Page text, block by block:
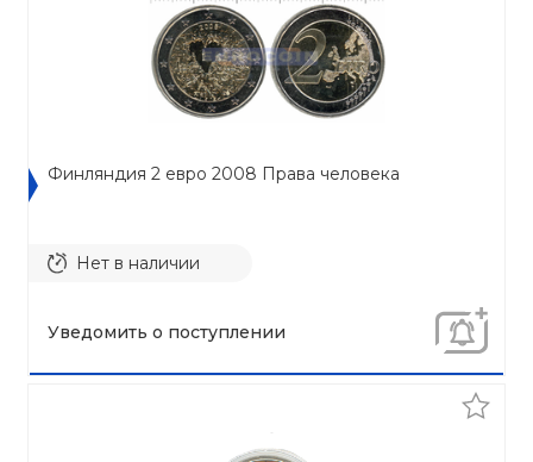
Финляндия 2 евро 2008 Права человека
Нет в наличии
Уведомить о поступлении